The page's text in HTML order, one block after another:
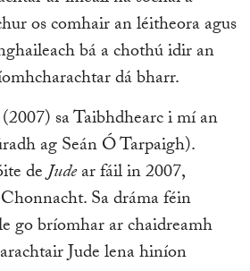
os comhair an léitheora agus
bá a chothú idir an
dá bharr.
(2007) sa Taibhdhearc i mí an
ag Seán Ó Tarpaigh).
deJudear fáil in 2007,
Sa dráma féin
go bríomhar ar chaidreamh
Jude lena hiníon